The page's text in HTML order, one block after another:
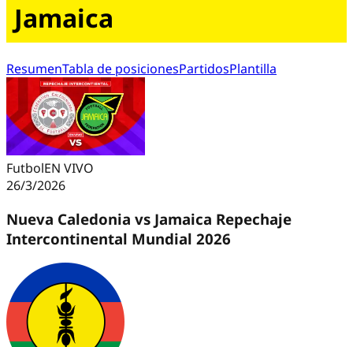
Jamaica
ResumenTabla de posicionesPartidosPlantilla
FutbolEN VIVO
26/3/2026
Nueva Caledonia vs Jamaica Repechaje
Intercontinental Mundial 2026